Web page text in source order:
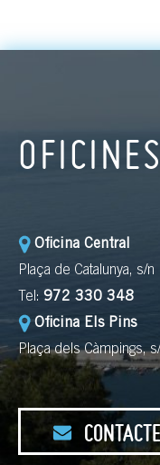
Oficina Central
Plaça de Catalunya, s/n
Tel: 972 330 348
Oficina Els Pins
Plaça dels Càmpings,
CONTACTE